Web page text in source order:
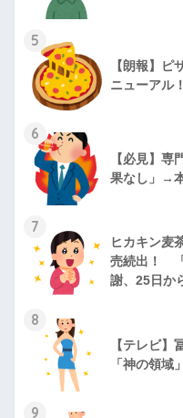
5
【朗報】ピ
ニューアル！
6
【必見】専
果なし」→
7
ヒカキン麦
売続出！
謝、25日か
8
【テレビ】
「神の領域
9